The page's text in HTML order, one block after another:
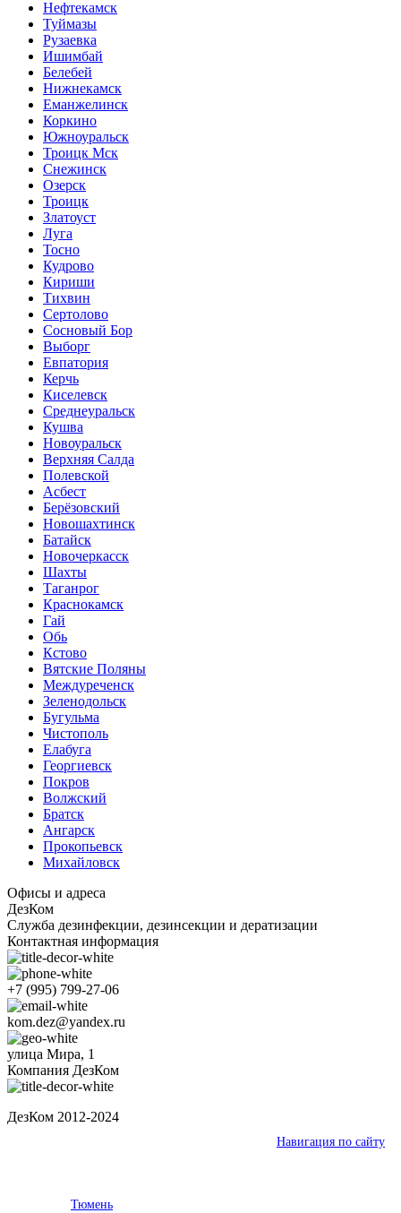
Нефтекамск
Туймазы
Рузаевка
Ишимбай
Белебей
Нижнекамск
Еманжелинск
Коркино
Южноуральск
Троицк Мск
Снежинск
Озерск
Троицк
Златоуст
Луга
Тосно
Кудрово
Кириши
Тихвин
Сертолово
Сосновый Бор
Выборг
Евпатория
Керчь
Киселевск
Среднеуральск
Кушва
Новоуральск
Верхняя Салда
Полевской
Асбест
Берёзовский
Новошахтинск
Батайск
Новочеркасск
Шахты
Таганрог
Краснокамск
Гай
Обь
Кстово
Вятские Поляны
Междуреченск
Зеленодольск
Бугульма
Чистополь
Елабуга
Георгиевск
Покров
Волжский
Братск
Ангарск
Прокопьевск
Михайловск
Офисы и адреса
ДезКом
Служба дезинфекции, дезинсекции и дератизации
Контактная информация
+7 (995) 799-27-06
kom.dez@yandex.ru
улица Мира, 1
Компания ДезКом
ДезКом 2012-2024
Навигация по сайту
Тюмень